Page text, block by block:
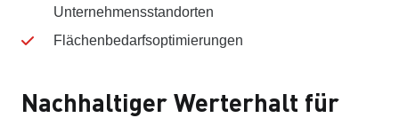
Unternehmensstandorten
Flächenbedarfsoptimierungen
Nachhaltiger Werterhalt für